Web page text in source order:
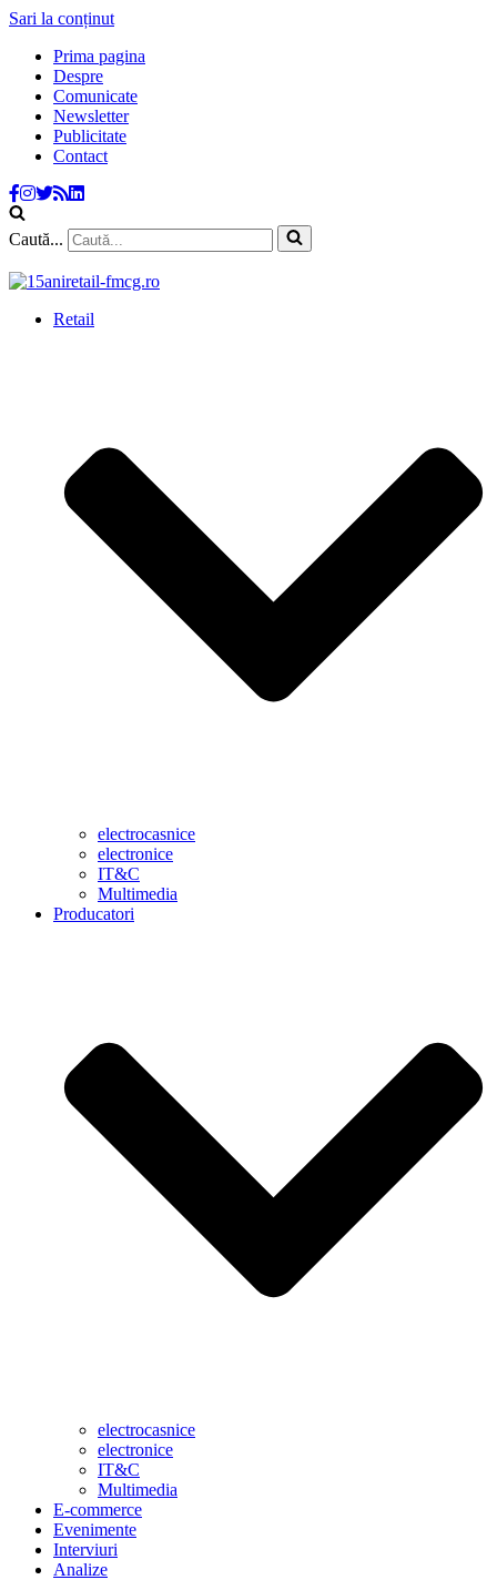
Sari la conținut
Prima pagina
Despre
Comunicate
Newsletter
Publicitate
Contact
Caută...
Retail
electrocasnice
electronice
IT&C
Multimedia
Producatori
electrocasnice
electronice
IT&C
Multimedia
E-commerce
Evenimente
Interviuri
Analize